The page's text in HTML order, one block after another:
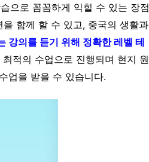
으로 꼼꼼하게 익힐 수 있는 장점
함께 할 수 있고, 중국의 생활과
강의를 듣기 위해 정확한 레벨 테
적의 수업으로 진행되며 현지 원
업을 받을 수 있습니다.